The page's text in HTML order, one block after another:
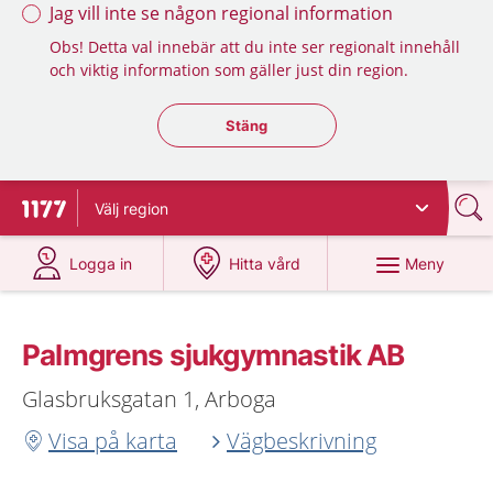
Jag vill inte se någon regional information
Obs! Detta val innebär att du inte ser regionalt innehåll
och viktig information som gäller just din region.
Stäng regionsväljaren
Stäng
Till startsidan för 1177
Välj region
Logga in
på 1177.se
Hitta vård
på 1177.se
Meny
Palmgrens sjukgymnastik AB
Glasbruksgatan 1, Arboga
Visa på karta
Vägbeskrivning